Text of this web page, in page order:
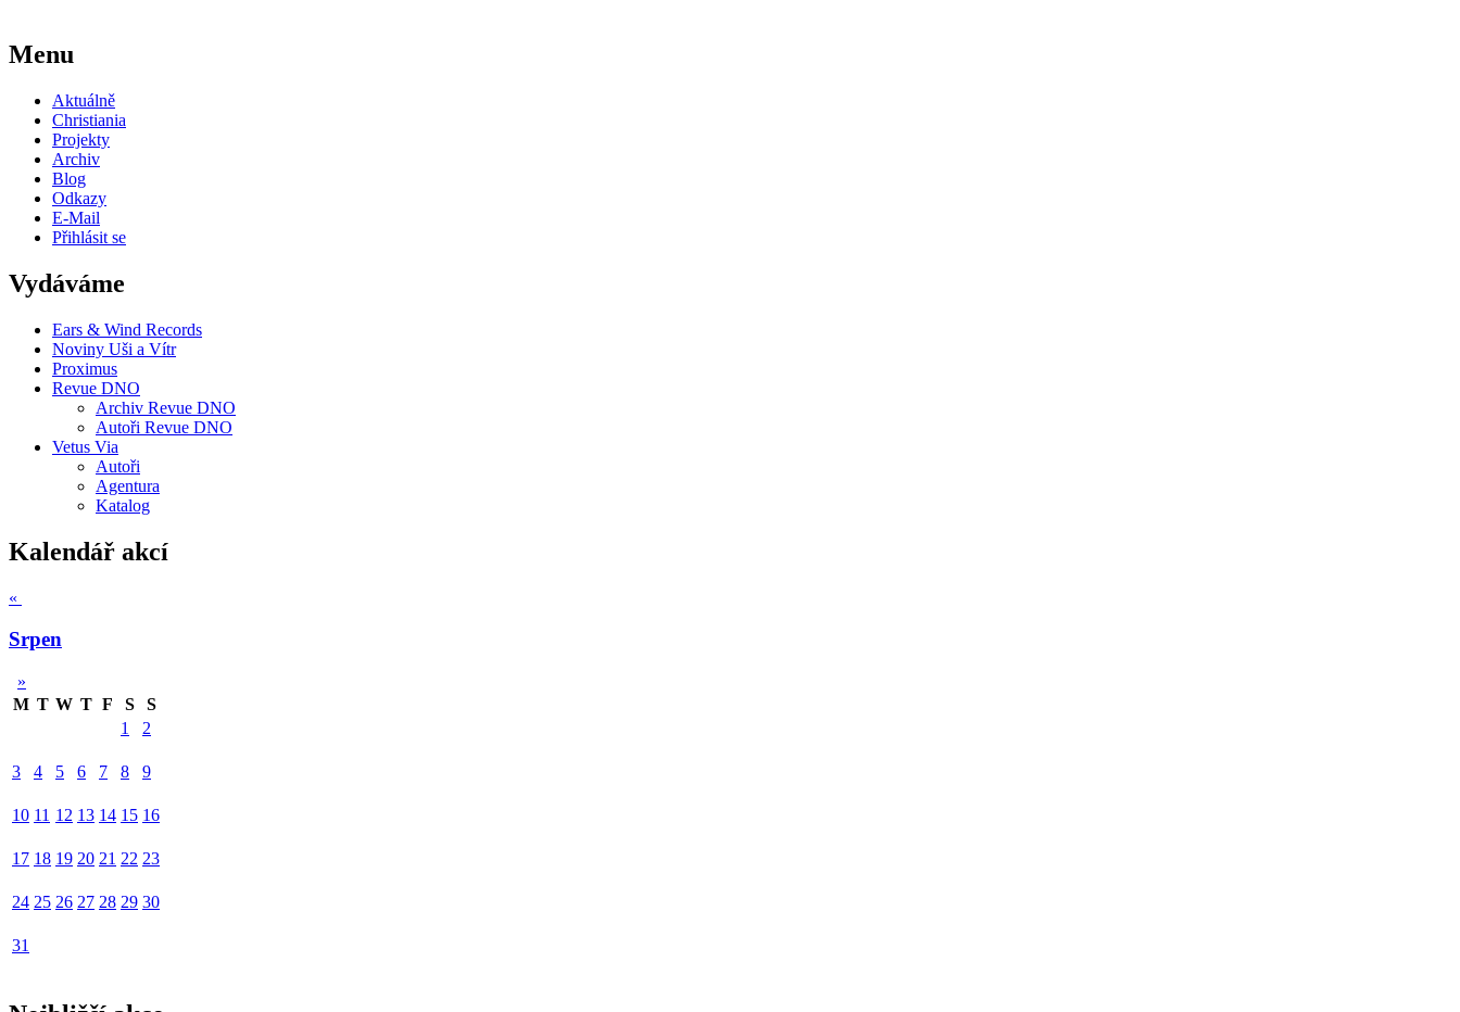
Menu
Aktuálně
Christiania
Projekty
Archiv
Blog
Odkazy
E-Mail
Přihlásit se
Vydáváme
Ears & Wind Records
Noviny Uši a Vítr
Proximus
Revue DNO
Archiv Revue DNO
Autoři Revue DNO
Vetus Via
Autoři
Agentura
Katalog
Kalendář akcí
«
Srpen
»
M T W T F S
S
1
2
3 4 5 6 7 8 9
10 11 12 13 14 15 16
17 18 19 20 21 22 23
24 25 26 27 28 29 30
31